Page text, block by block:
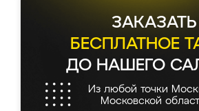
ЗАКАЗАТЬ
БЕСПЛАТНОЕ
ДО НАШЕГО
Из любой точки
Московской